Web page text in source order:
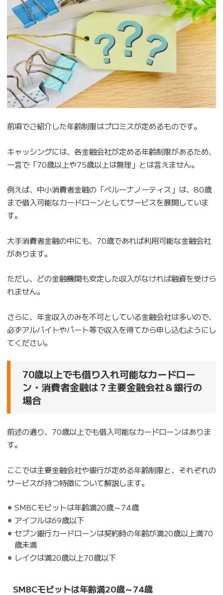
前項でご紹介した年齢制限はプロミスが定めるものです。
キャッシングには、各金融会社が定める年齢制限があるため、
一言で「70歳以上や75歳以上は無理」とは言えません。
例えば、中小消費者金融の「ベルーナノーティス」は、80歳
まで借入可能なカードローンとしてサービスを展開していま
す。
大手消費者金融の中にも、70歳であれば利用可能な金融会社
があります。
ただし、どの金融機関も安定した収入がなければ融資を受けら
れません。
さらに、年金収入のみを不可としている金融会社は多いので、
必ずアルバイトやパート等で収入を得てから申し込むようにし
てください。
70歳以上でも借り入れ可能なカードロー
ン・消費者金融は？主要金融会社＆銀行の
場合
前述の通り、70歳以上でも借入可能なカードローンはありま
す。
ここでは主要金融会社や銀行が定める年齢制限と、それぞれの
サービスが持つ特徴について解説します。
SMBCモビットは年齢満20歳～74歳
アイフルは69歳以下
セブン銀行カードローンは契約時の年齢が満20歳以上満70
歳未満
レイクは満20歳以上70歳以下
SMBCモビットは年齢満20歳～74歳